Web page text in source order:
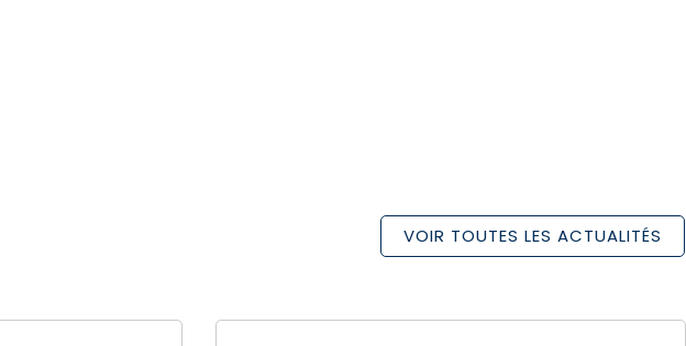
VOIR TOUTES LES ACTUALITÉS